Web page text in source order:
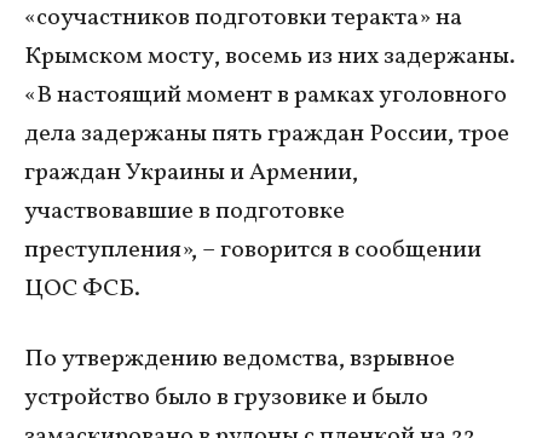
«соучастников подготовки теракта» на
Крымском мосту, восемь из них задержаны.
«В настоящий момент в рамках уголовного
дела задержаны пять граждан России, трое
граждан Украины и Армении,
участвовавшие в подготовке
преступления», – говорится в сообщении
ЦОС ФСБ.
По утверждению ведомства, взрывное
устройство было в грузовике и было